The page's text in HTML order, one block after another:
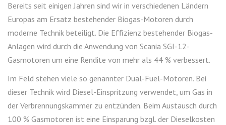
Bereits seit einigen Jahren sind wir in verschiedenen Ländern
Europas am Ersatz bestehender Biogas-Motoren durch
moderne Technik beteiligt. Die Effizienz bestehender Biogas-
Anlagen wird durch die Anwendung von Scania SGI-12-
Gasmotoren um eine Rendite von mehr als 44 % verbessert.
Im Feld stehen viele so genannter Dual-Fuel-Motoren. Bei
dieser Technik wird Diesel-Einspritzung verwendet, um Gas in
der Verbrennungskammer zu entzünden. Beim Austausch durch
100 % Gasmotoren ist eine Einsparung bzgl. der Dieselkosten